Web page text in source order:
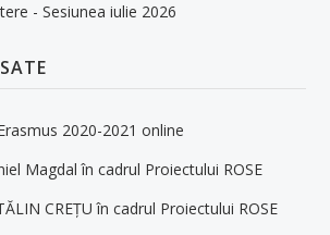
- Sesiunea iulie 2026
2020-2021 online
Magdal în cadrul Proiectului ROSE
CREȚU în cadrul Proiectului ROSE